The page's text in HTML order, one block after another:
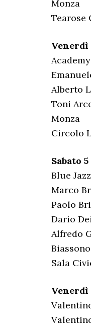
Monza
Tearose
Alberto
Toni
Monza
Circolo
Sabato
Blue
Marco
Paolo
Dario
Alfredo
Biassono
Sala
Venerdì